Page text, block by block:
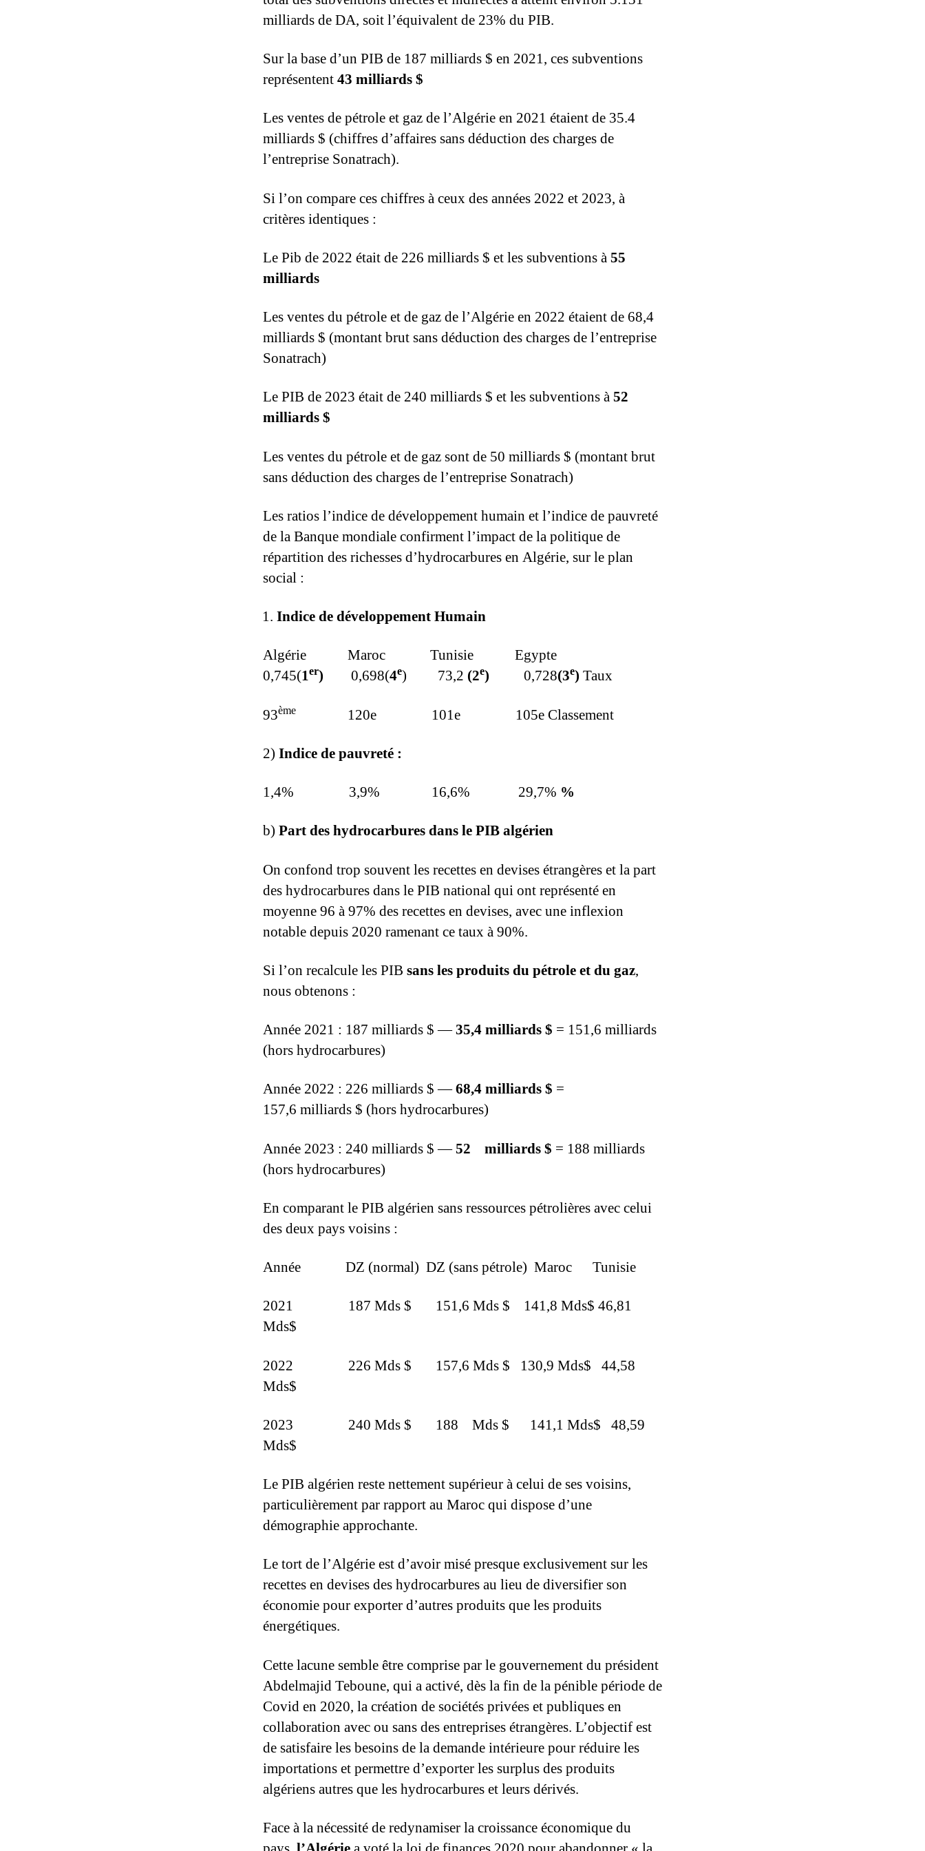
milliards de DA, soit l’équivalent de 23% du PIB.
Sur la base d’un PIB de 187 milliards $ en 2021, ces subventions
représentent43 milliards $
Les ventes de pétrole et gaz de l’Algérie en 2021 étaient de 35.4
milliards $ (chiffres d’affaires sans déduction des charges de
l’entreprise Sonatrach).
Si l’on compare ces chiffres à ceux des années 2022 et 2023, à
critères identiques :
Le Pib de 2022 était de 226 milliards $ et les subventions à55
milliards
Les ventes du pétrole et de gaz de l’Algérie en 2022 étaient de 68,4
milliards $ (montant brut sans déduction des charges de l’entreprise
Sonatrach)
Le PIB de 2023 était de 240 milliards $ et les subventions à52
milliards $
Les ventes du pétrole et de gaz sont de 50 milliards $ (montant brut
sans déduction des charges de l’entreprise Sonatrach)
Les ratios l’indice de développement humain et l’indice de pauvreté
de la Banque mondiale confirment l’impact de la politique de
répartition des richesses d’hydrocarbures en Algérie, sur le plan
social :
Indice de développement Humain
Algérie Maroc Tunisie Egypte
0,745(1er) 0,698(4e) 73,2 (2e) 0,728(3e) Taux
93ème 120e 101e 105e Classement
2) Indice de pauvreté :
1,4% 3,9% 16,6% 29,7% %
b) Part des hydrocarbures dans le PIB algérien
On confond trop souvent les recettes en devises étrangères et la part
des hydrocarbures dans le PIB national qui ont représenté en
moyenne 96 à 97% des recettes en devises, avec une inflexion
notable depuis 2020 ramenant ce taux à 90%.
Si l’on recalcule les PIB sans les produits du pétrole et du gaz,
nous obtenons :
Année 2021 : 187 milliards $ —35,4 milliards $ = 151,6 milliards
(hors hydrocarbures)
Année 2022 : 226 milliards $ —68,4 milliards $ =
157,6 milliards $ (hors hydrocarbures)
Année 2023 : 240 milliards $ —52 milliards $ = 188 milliards
(hors hydrocarbures)
En comparant le PIB algérien sans ressources pétrolières avec celui
des deux pays voisins :
Année DZ (normal) DZ (sans pétrole) Maroc Tunisie
2021 187 Mds $ 151,6 Mds $ 141,8 Mds$ 46,81
Mds$
2022 226 Mds $ 157,6 Mds $ 130,9 Mds$ 44,58
Mds$
2023 240 Mds $ 188 Mds $ 141,1 Mds$ 48,59
Mds$
Le PIB algérien reste nettement supérieur à celui de ses voisins,
particulièrement par rapport au Maroc qui dispose d’une
démographie approchante.
Le tort de l’Algérie est d’avoir misé presque exclusivement sur les
recettes en devises des hydrocarbures au lieu de diversifier son
économie pour exporter d’autres produits que les produits
énergétiques.
Cette lacune semble être comprise par le gouvernement du président
Abdelmajid Teboune, qui a activé, dès la fin de la pénible période de
Covid en 2020, la création de sociétés privées et publiques en
collaboration avec ou sans des entreprises étrangères. L’objectif est
de satisfaire les besoins de la demande intérieure pour réduire les
importations et permettre d’exporter les surplus des produits
algériens autres que les hydrocarbures et leurs dérivés.
Face à la nécessité de redynamiser la croissance économique du